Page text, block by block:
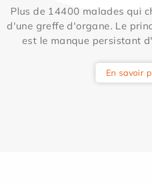
Plus de 14400 malades qui
d'une greffe d'organe. Le
est le manque persistant
En savoir